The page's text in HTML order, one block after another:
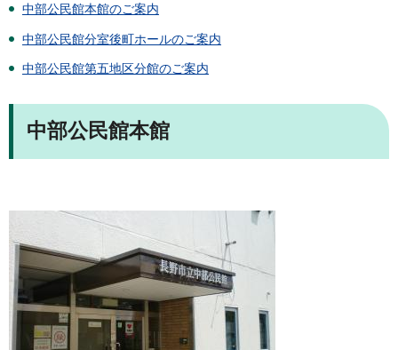
中部公民館本館のご案内
中部公民館分室後町ホールのご案内
中部公民館第五地区分館のご案内
中部公民館本館